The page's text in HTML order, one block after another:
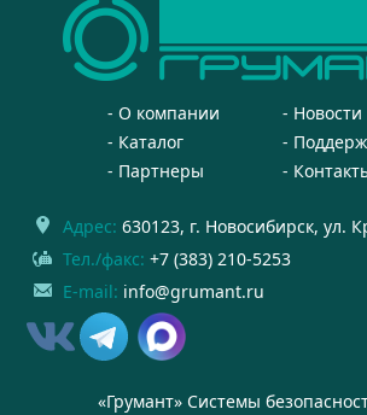
О компании
Новости
Каталог
Партнеры
Адрес: 630123, г. Новосибирск, ул.
Тел./факс: +7 (383) 210-5253
E-mail: info@grumant.ru
«Грумант» Системы